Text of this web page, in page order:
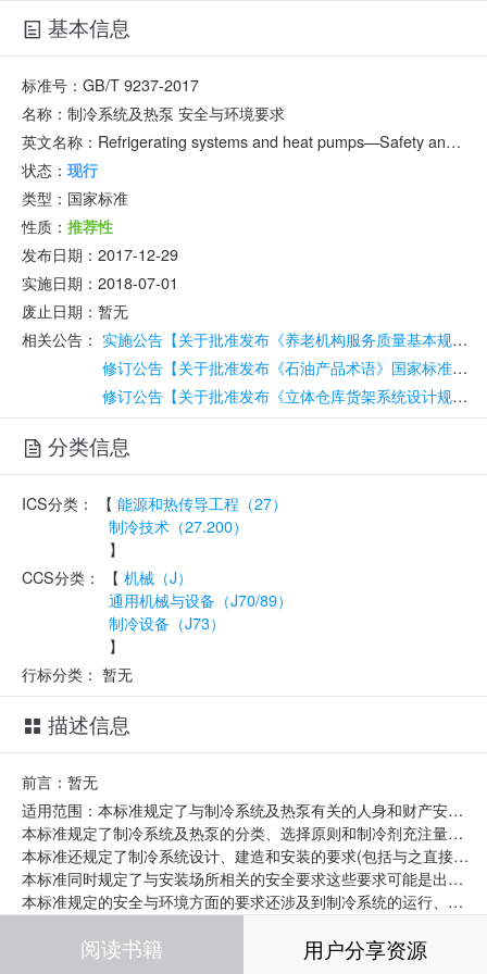
基本信息
标准号： GB/T 9237-2017
名称： 制冷系统及热泵 安全与环境要求
英文名称： Refrigerating systems and heat pumps—Safety and environmental requirements
状态： 现行
类型： 国家标准
性质： 推荐性
发布日期： 2017-12-29
实施日期： 2018-07-01
废止日期： 暂无
相关公告： 实施公告【关于批准发布《养老机构服务质量基本规范》等1090项国家标准、4项国家标准修改单和51项国家标准外文版的公告】
修订公告【关于批准发布《石油产品术语》国家标准和国家标准修改单的公告】
修订公告【关于批准发布《立体仓库货架系统设计规范》等323项推荐性国家标准和4项国家标准修改单的公告】
分类信息
ICS分类： 【 能源和热传导工程（27）
制冷技术（27.200）
】
CCS分类：
【 机械（J）
通用机械与设备（J70/89）
制冷设备（J73）
】
行标分类： 暂无
描述信息
前言：暂无
适用范围：本标准规定了与制冷系统及热泵有关的人身和财产安全要求以及环境保护要求建立了制冷系统的操作、维护、检修以及制冷剂回收的程序。
本标准规定了制冷系统及热泵的分类、选择原则和制冷剂充注量限值。
本标准还规定了制冷系统设计、建造和安装的要求(包括与之直接连接的管路、部件、材料和辅助设备)以及有关试验、调试、标记和文件编制方面的要求。除了与制冷系统有关的安全装置外二次传热回路的要求未包含在本标准内。
本标准同时规定了与安装场所相关的安全要求这些要求可能是出于制冷系统及其辅助部件的需要但不一定是直接相关。
本标准规定的安全与环境方面的要求还涉及到制冷系统的运行、维护和检修以及各种制冷剂、制冷剂油、传热流体、制冷系统及其部件的回收、再用和处置等。
a) 所有大小的固定式或移动式制冷系统包括热泵；
阅读书籍 用户分享资源